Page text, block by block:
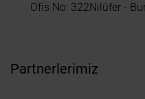
Ofis No: 322Nilüfer -
Partnerlerimiz